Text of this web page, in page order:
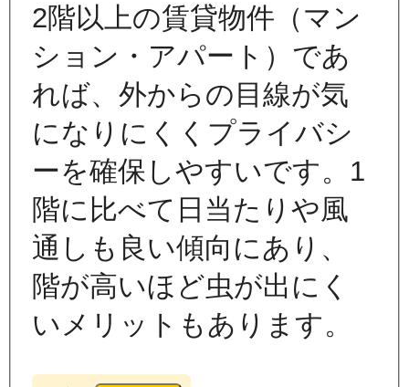
2階以上の賃貸物件（マン
ション・アパート）であ
れば、外からの目線が気
になりにくくプライバシ
ーを確保しやすいです。1
階に比べて日当たりや風
通しも良い傾向にあり、
階が高いほど虫が出にく
いメリットもあります。